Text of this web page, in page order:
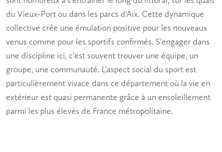
du Vieux-Port ou dans les parcs d'Aix. Cette dynamique
collective crée une émulation positive pour les nouveaux
venus comme pour les sportifs confirmés. S'engager dans
une discipline ici, c'est souvent trouver une équipe, un
groupe, une communauté. L'aspect social du sport est
particulièrement vivace dans ce département où la vie en
extérieur est quasi permanente grâce à un ensoleillement
parmi les plus élevés de France métropolitaine.